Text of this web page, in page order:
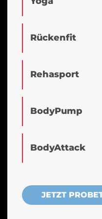
Rückenfit
Rehasport
BodyPump
BodyAttack
JETZT